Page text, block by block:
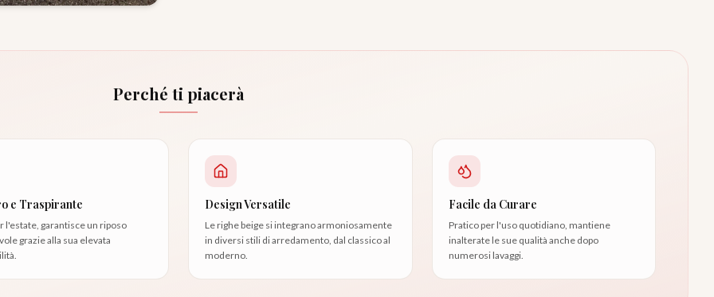
Perché ti piacerà
e Traspirante
l'estate, garantisce un riposo
grazie alla sua elevata
Design Versatile
Le righe beige si integrano armoniosamente
in diversi stili di arredamento, dal classico al
moderno.
Facile da Curare
Pratico per l'uso quotidiano, mantiene
inalterate le sue qualità anche dopo
numerosi lavaggi.